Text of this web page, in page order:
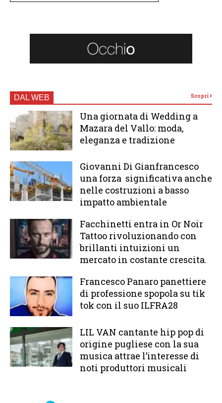
DAL WEB Scopri
Una giornata di Wedding a
Mazara del Vallo: moda,
eleganza e tradizione
Giovanni Di Gianfrancesco
una forza significativa anche
nelle costruzioni a basso
impatto ambientale
Facchinetti entra in Or Noir
Tattoo rivoluzionando con
brillanti intuizioni un
mercato in costante crescita.
Francesco Panaro panettiere
di professione spopola su tik
tok con il suo ILFRA28
LIL VAN cantante hip pop di
origine pugliese con la sua
musica attrae l’interesse di
noti produttori musicali